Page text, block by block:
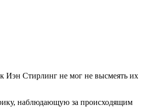
Иэн Стирлинг не мог не высмеять их
наблюдающую за происходящим